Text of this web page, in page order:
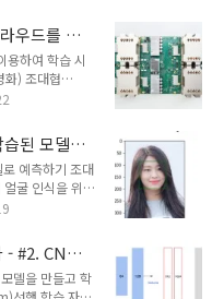
열등을 사용하지 못해서 생기는 문
, 이 부분을 해결해주는 코드를 찾
원하기 위한 함수들이 정의되어
python/tf/contrib/lookup 배
우드를 이
용하여 학습 시
화) 조대협
학습도 다했
환경으로 확장
저장할 수 있
렬 처리 환경
에서 다루었다.
퓨팅 파워학
는 방법은 여
된 모델로
예측하기 조대
굴 인식을 위한
식 모델을 학
학습 데이타
고, 사진을 넣어
코드는
- #2. CNN
델을 만들고 학